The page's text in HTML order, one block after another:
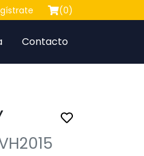
(0)
Contacto
Toggle favorite